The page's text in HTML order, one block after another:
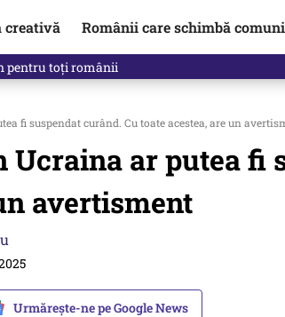
creativă Românii care schimbă
pentru toți românii
fi suspendat curând. Cu toate acestea, are un
ar putea fi
avertisment
Urmărește-ne pe Google News